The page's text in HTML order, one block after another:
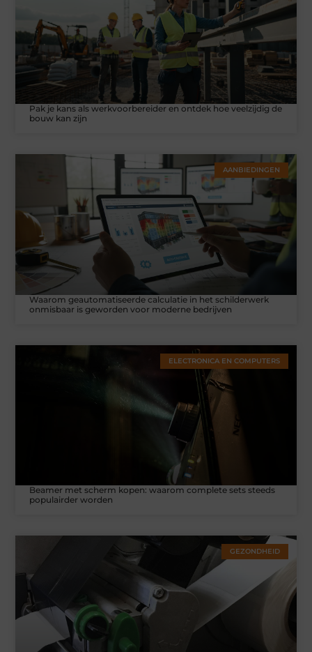
Pak je kans als werkvoorbereider en ontdek hoe veelzijdig de
bouw kan zijn
AANBIEDINGEN
Waarom geautomatiseerde calculatie in het schilderwerk
onmisbaar is geworden voor moderne bedrijven
ELECTRONICA EN COMPUTERS
Beamer met scherm kopen: waarom complete sets steeds
populairder worden
GEZONDHEID